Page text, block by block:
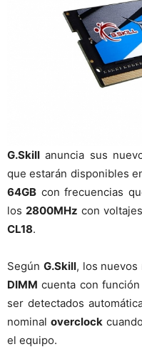
G.Skill anuncia sus
que estarán disponibles
64GB con frecuencias
los 2800MHz con
CL18.
Según G.Skill, los nuevos
DIMM cuenta con
ser detectados
nominal overclock
el equipo.